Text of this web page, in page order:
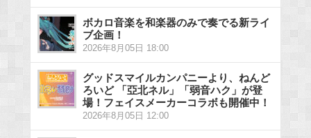
ボカロ音楽を和楽器のみで奏でる新ライ
ブ企画！
2026年8月05日 18:00
グッドスマイルカンパニーより、ねんど
ろいど 「亞北ネル」「弱音ハク」が登
場！フェイスメーカーコラボも開催中！
2026年8月05日 12:00